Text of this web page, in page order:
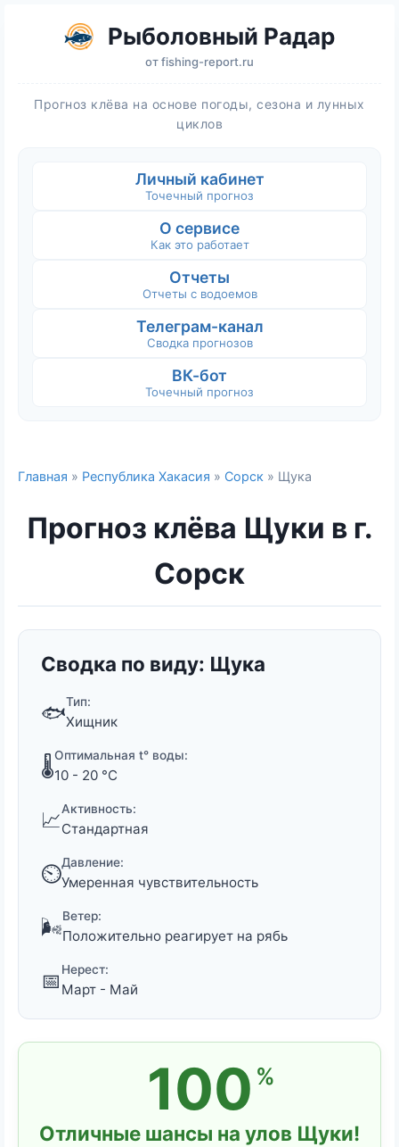
Рыболовный Радар
отfishing-report.ru
Прогноз клёва на основе погоды, сезона и лунных
циклов
Личный кабинет
Точечный прогноз
О сервисе
Как это работает
Отчеты
Отчеты с водоемов
Телеграм-канал
Сводка прогнозов
ВК-бот
Точечный прогноз
Главная » Республика Хакасия » Сорск » Щука
Прогноз клёва Щуки в г.
Сорск
Сводка по виду: Щука
🐟Тип:
Хищник
🌡️Оптимальная t° воды:
10 - 20 °C
📈Активность:
Стандартная
⏲️Давление:
Умеренная чувствительность
🌬️Ветер:
Положительно реагирует на рябь
📅 Нерест:
Март - Май
100 %
Отличные шансы на улов Щуки!